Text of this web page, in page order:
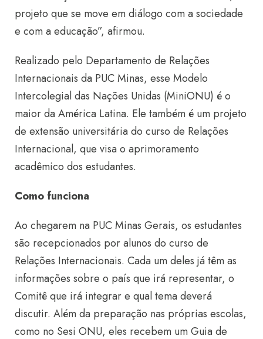
projeto que se move em diálogo com a sociedade
e com a educação”, afirmou.
Realizado pelo Departamento de Relações
Internacionais da PUC Minas, esse Modelo
Intercolegial das Nações Unidas (MiniONU) é o
maior da América Latina. Ele também é um projeto
de extensão universitária do curso de Relações
Internacional, que visa o aprimoramento
acadêmico dos estudantes.
Como funciona
Ao chegarem na PUC Minas Gerais, os estudantes
são recepcionados por alunos do curso de
Relações Internacionais. Cada um deles já têm as
informações sobre o país que irá representar, o
Comitê que irá integrar e qual tema deverá
discutir. Além da preparação nas próprias escolas,
como no Sesi ONU, eles recebem um Guia de